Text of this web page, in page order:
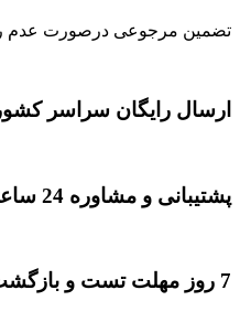
تضمین مرجوعی درصورت عدم
ارسال رایگان سراسر
پشتیبانی و مشاوره 24 ساعته
7 روز مهلت تست و بازگشت کالا